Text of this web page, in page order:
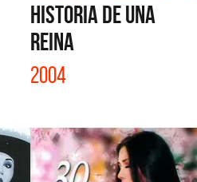
HISTORIA DE UNA
REINA
2004